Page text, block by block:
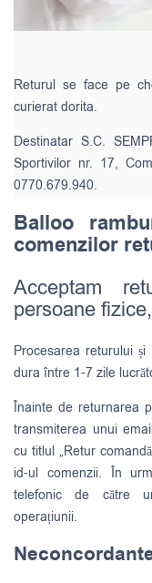
Returul se face pe
curierat dorita.
Destinatar S.C.
Sportivilor nr. 17,
0770.679.940.
Balloo
comenzilor
Acceptam
persoane
Procesarea returului
dura între 1-7 zile
Înainte de returnarea
transmiterea unui
cu titlul „Retur
id-ul comenzii. În
telefonic de către
operațiunii.